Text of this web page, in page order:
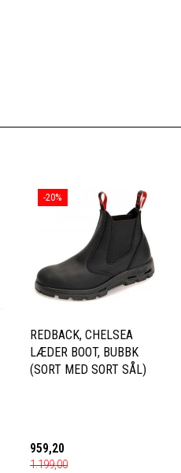
-20%
REDBACK, CHELSEA
LÆDER BOOT, BUBBK
(SORT MED SORT SÅL)
959,20
1.199,00